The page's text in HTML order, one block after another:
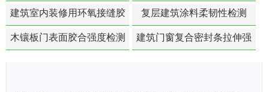
白活性检测
建筑室内装修用环氧接缝胶
苯含量检测
复层建筑涂料柔韧性检测
木镶板门表面胶合强度检测
建筑门窗复合密封条拉伸强